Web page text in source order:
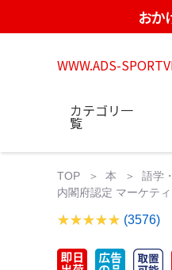
おか
WWW.ADS-
カテゴリ一
覧
TOP 本
語学
内閣府認定 マーケテ
(3576)